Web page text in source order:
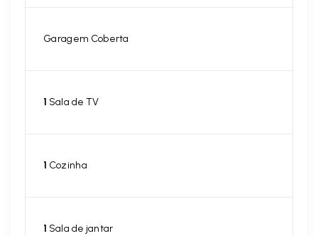
Garagem Coberta
1 Sala de TV
1 Cozinha
1 Sala de jantar